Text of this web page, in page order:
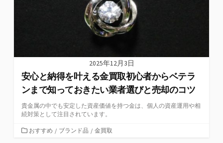
2025年12月3日
安心と納得を叶える金買取初心者からベテラ
ンまで知っておきたい業者選びと売却のコツ
貴金属の中でも安定した資産価値を持つ金は、個人の資産運用や相
続対策として注目されています。
カおすすめ / ブランド品 / 金買取